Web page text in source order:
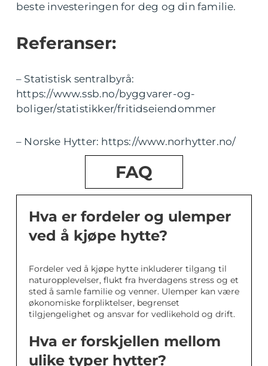
beste investeringen for deg og din familie.
Referanser:
– Statistisk sentralbyrå:
https://www.ssb.no/byggvarer-og-
boliger/statistikker/fritidseiendommer
– Norske Hytter: https://www.norhytter.no/
FAQ
Hva er fordeler og ulemper
ved å kjøpe hytte?
Fordeler ved å kjøpe hytte inkluderer tilgang til
naturopplevelser, flukt fra hverdagens stress og et
sted å samle familie og venner. Ulemper kan være
økonomiske forpliktelser, begrenset
tilgjengelighet og ansvar for vedlikehold og drift.
Hva er forskjellen mellom
ulike typer hytter?